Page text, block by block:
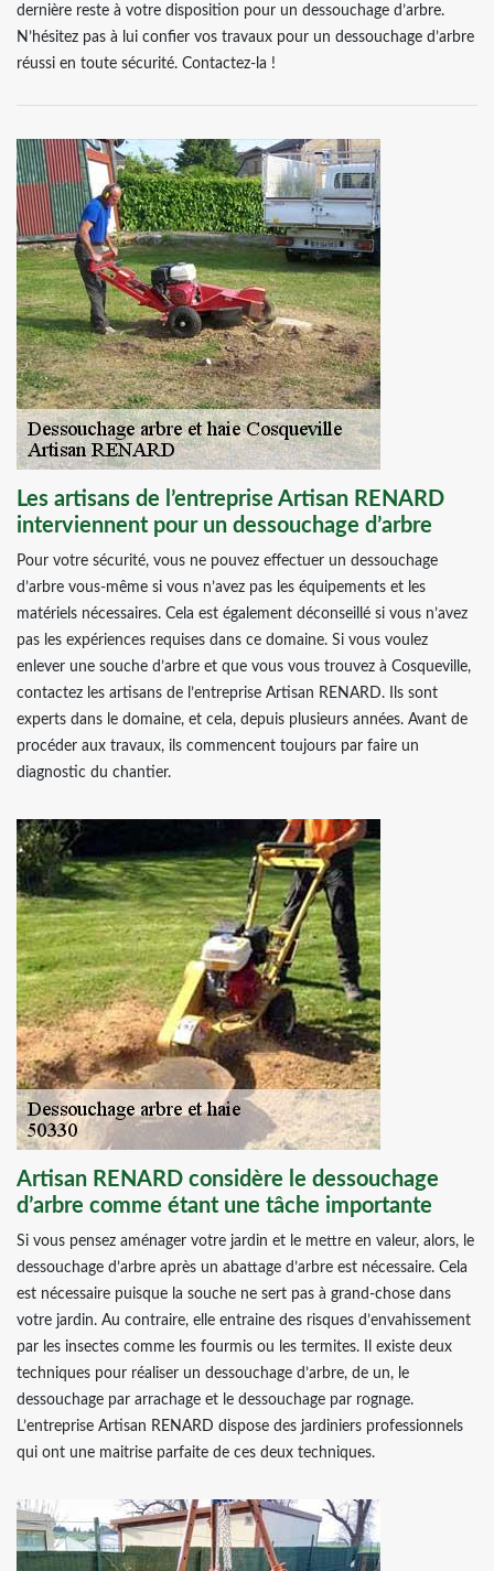
dernière reste à votre disposition pour un dessouchage d’arbre.
N’hésitez pas à lui confier vos travaux pour un dessouchage d’arbre
réussi en toute sécurité. Contactez-la !
Les artisans de l’entreprise Artisan RENARD
interviennent pour un dessouchage d’arbre
Pour votre sécurité, vous ne pouvez effectuer un dessouchage
d’arbre vous-même si vous n’avez pas les équipements et les
matériels nécessaires. Cela est également déconseillé si vous n’avez
pas les expériences requises dans ce domaine. Si vous voulez
enlever une souche d’arbre et que vous vous trouvez à Cosqueville,
contactez les artisans de l’entreprise Artisan RENARD. Ils sont
experts dans le domaine, et cela, depuis plusieurs années. Avant de
procéder aux travaux, ils commencent toujours par faire un
diagnostic du chantier.
Artisan RENARD considère le dessouchage
d’arbre comme étant une tâche importante
Si vous pensez aménager votre jardin et le mettre en valeur, alors, le
dessouchage d’arbre après un abattage d’arbre est nécessaire. Cela
est nécessaire puisque la souche ne sert pas à grand-chose dans
votre jardin. Au contraire, elle entraine des risques d’envahissement
par les insectes comme les fourmis ou les termites. Il existe deux
techniques pour réaliser un dessouchage d’arbre, de un, le
dessouchage par arrachage et le dessouchage par rognage.
L’entreprise Artisan RENARD dispose des jardiniers professionnels
qui ont une maitrise parfaite de ces deux techniques.